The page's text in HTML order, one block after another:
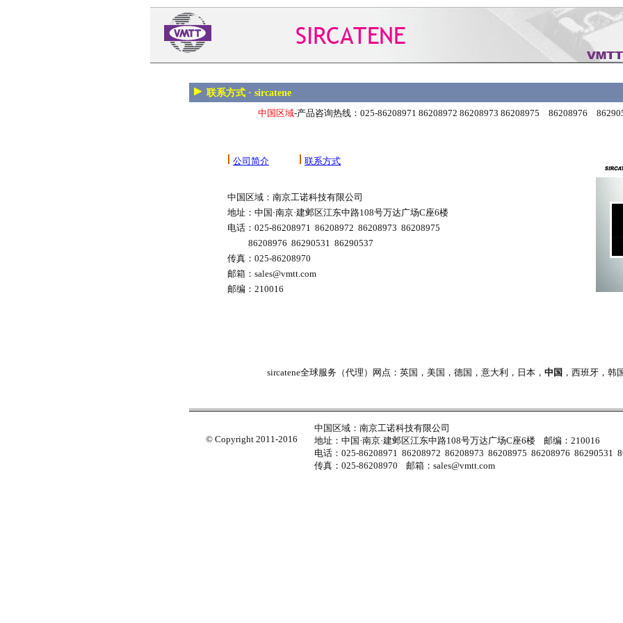
联系方式 · sircatene
中国区域-产品咨询热线：025-86208971 86208972 86208973 86208975 86208976
公司简介 联系方式
中国区域：南京工诺科技有限公司
地址：中国·南京·建邺区江东中路108号万达广场C座6楼
电话：025-86208971 86208972 86208973 86208975
86208976 86290531 86290537
传真：025-86208970
邮箱：sales@vmtt.com
邮编：210016
sircatene全球服务（代理）网点：英国，美国，德国，意大利，日本， 中国 ，西班牙，韩
© Copyright 2011-2016
中国区域：南京工诺科技有限公司
地址：中国·南京·建邺区江东中路108号万达广场C座6楼 邮编：210016
电话：025-86208971 86208972 86208973 86208975 86208976 86290531
传真：025-86208970 邮箱：sales@vmtt.com